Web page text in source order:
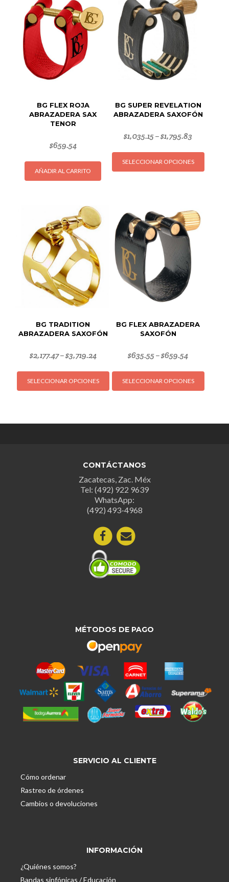
BG FLEX ROJA
ABRAZADERA SAX
TENOR
$659.54
AÑADIR AL CARRITO
BG SUPER REVELATION
ABRAZADERA SAXOFÓN
$1,035.15–$1,795.83
SELECCIONAR OPCIONES
Este
BG TRADITION
ABRAZADERA SAXOFÓN
$2,177.47–$3,719.24
SELECCIONAR OPCIONES
Este
producto
pueden
elegir
en
la
de
producto
BG FLEX ABRAZADERA
SAXOFÓN
$635.55–$659.54
SELECCIONAR OPCIONES
Este
CONTÁCTANOS
Zacatecas, Zac. Méx
Tel: (492) 922 9639
WhatsApp:
(492) 493-4968
MÉTODOS DE PAGO
SERVICIO AL CLIENTE
Cómo ordenar
Rastreo de órdenes
Cambios o devoluciones
INFORMACIÓN
¿Quiénes somos?
Bandas sinfónicas / Educación